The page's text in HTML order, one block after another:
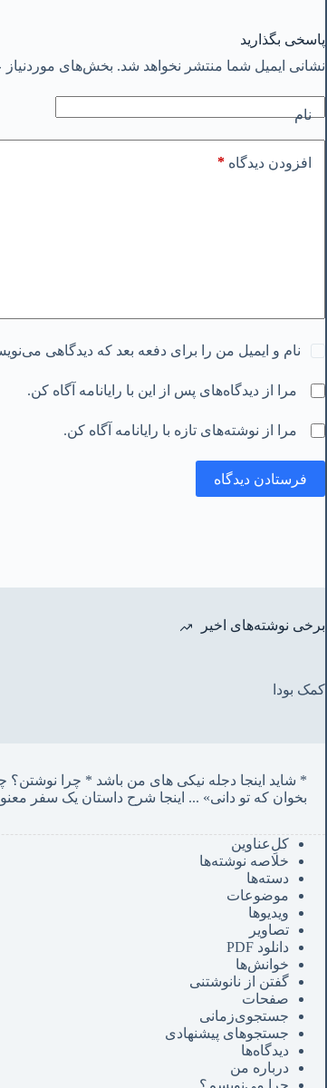
پاسخی بگذارید
نشانی ایمیل شما منتشر نخواهد شد. بخش‌های موردنیاز
نام
افزودن دیدگاه *
نام و ایمیل من را برای دفعه بعد که دیدگاهی
مرا از دیدگاه‌های پس از این با رایانامه آگاه کن.
مرا از نوشته‌های تازه با رایانامه آگاه کن.
فرستادن دیدگاه
برخی نوشته‌های اخیر
کمک بودا
* شاید اینجا دجله نیکی های من باشد * چرا نوشتن؟ چون «صُراحی می‌کشم پنهان‌
بخوان که تو دانی» ... اینجا شرح داستان یک سفر
کل‌ِعناوین
خلاصه نوشته‌ها
دسته‌ها
موضوعات
ویدیوها
تصاویر
دانلود PDF
خوانش‌ها
گفتن از نانوشتنی
صفحات
جستجوی‌زمانی
جستجوهای پیشنهادی
دیدگاه‌ها
درباره من